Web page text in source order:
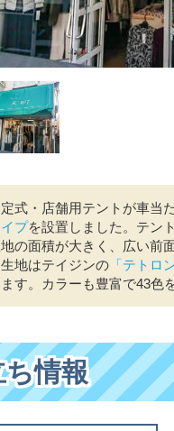
式・店舗用テントが車当
プを設置しました。テン
の面積が大きく、広い前
地はテイジンの 「テトロ
す。カラーも豊富で43色
情報